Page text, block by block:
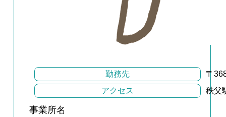
勤務先
〒
アクセス
秩父
事業所名